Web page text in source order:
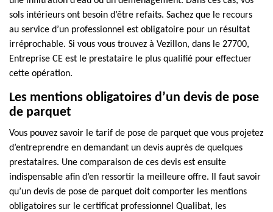
sols intérieurs ont besoin d’être refaits. Sachez que le recours
au service d’un professionnel est obligatoire pour un résultat
irréprochable. Si vous vous trouvez à Vezillon, dans le 27700,
Entreprise CE est le prestataire le plus qualifié pour effectuer
cette opération.
Les mentions obligatoires d’un devis de pose
de parquet
Vous pouvez savoir le tarif de pose de parquet que vous projetez
d’entreprendre en demandant un devis auprès de quelques
prestataires. Une comparaison de ces devis est ensuite
indispensable afin d’en ressortir la meilleure offre. Il faut savoir
qu’un devis de pose de parquet doit comporter les mentions
obligatoires sur le certificat professionnel Qualibat, les